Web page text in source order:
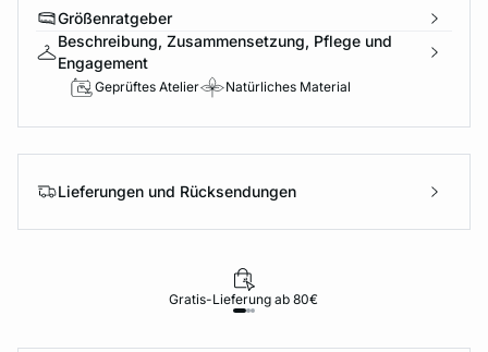
Größenratgeber
Beschreibung, Zusammensetzung, Pflege und
Engagement
Geprüftes Atelier Natürliches Material
Lieferungen und Rücksendungen
Gratis-Lieferung ab 80€